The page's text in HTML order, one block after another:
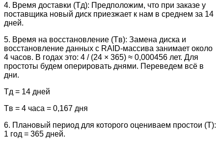
4. Время доставки (Tд): Предположим, что при заказе у
поставщика новый диск приезжает к нам в среднем за 14
дней.
5. Время на восстановление (Tв): Замена диска и
восстановление данных с RAID-массива занимает около
4 часов. В годах это: 4 / (24 × 365) ≈ 0,000456 лет. Для
простоты будем оперировать днями. Переведем всё в
дни.
Tд = 14 дней
Tв = 4 часа = 0,167 дня
6. Плановый период для которого оцениваем простои (T):
1 год = 365 дней.